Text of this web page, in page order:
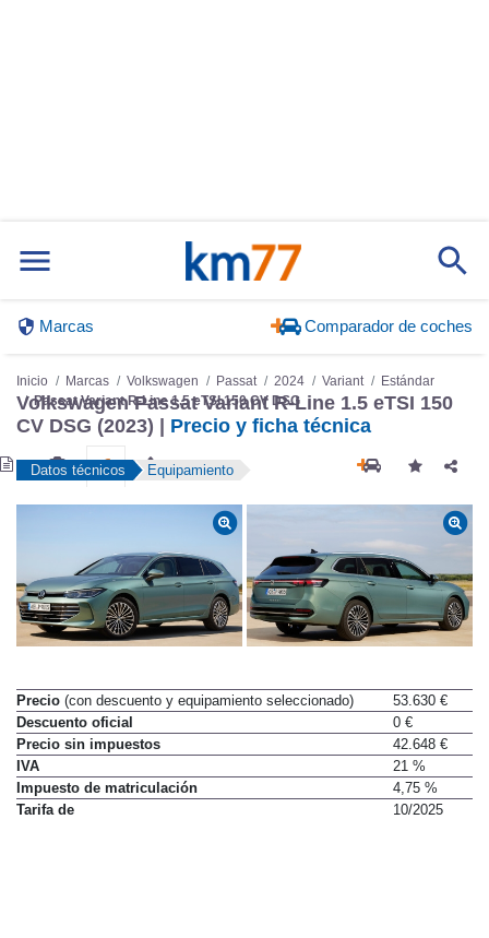
Marcas Comparador de coches
Inicio Marcas Volkswagen Passat 2024 Variant
Estándar
Passat Variant R-Line 1.5 eTSI 150 CV DSG
Volkswagen Passat Variant R-Line 1.5 eTSI 150
CV DSG (2023) | Precio y ficha técnica
Datos técnicos Equipamiento
Precio (con descuento y equipamiento seleccionado)
53.630 €
Descuento oficial
0 €
Precio sin impuestos
42.648 €
IVA
21 %
Impuesto de matriculación
4,75 %
Tarifa de
10/2025